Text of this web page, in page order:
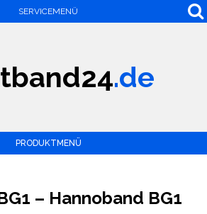
SERVICEMENÜ
.de
PRODUKTMENÜ
– Hannoband BG1